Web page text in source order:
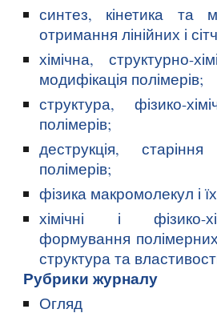
синтез, кінетика та
отримання лінійних і
хімічна, структурно-
модифікація полімерів;
структура, фізико-
полімерів;
деструкція, старіння
полімерів;
фізика макромолекул і
хімічні і фізико-
формування полімерних
структура та
Рубрики журналу
Огляд